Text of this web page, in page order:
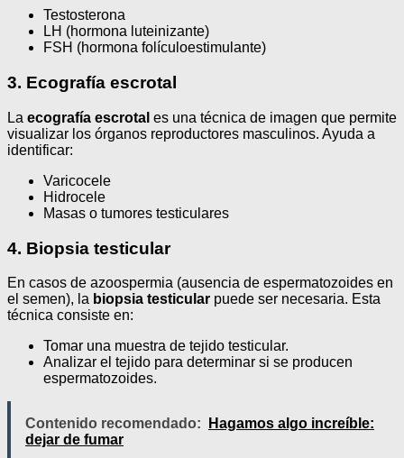
Testosterona
LH (hormona luteinizante)
FSH (hormona folículoestimulante)
3. Ecografía escrotal
La ecografía escrotal es una técnica de imagen que permite
visualizar los órganos reproductores masculinos. Ayuda a
identificar:
Varicocele
Hidrocele
Masas o tumores testiculares
4. Biopsia testicular
En casos de azoospermia (ausencia de espermatozoides en
el semen), la biopsia testicular puede ser necesaria. Esta
técnica consiste en:
Tomar una muestra de tejido testicular.
Analizar el tejido para determinar si se producen
espermatozoides.
Contenido recomendado:
Hagamos algo increíble:
dejar de fumar